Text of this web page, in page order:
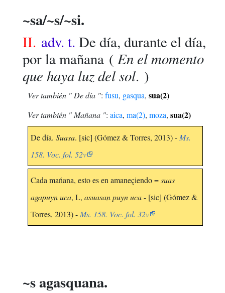
~sa/~s/~si.
II. adv. t. De día, durante el día,
por la mañana ( En el momento
que haya luz del sol. )
Ver también " De día ": fusu, gasqua, sua(2)
Ver también " Mañana ": aica, ma(2), moza, sua(2)
De día. Suasa. [sic] (Gómez & Torres, 2013) - Ms.
158. Voc. fol. 52v
Cada mańana, esto es en amaneçiendo =suas
agapuyn uca, L, asuasan puyn uca- [sic] (Gómez &
Torres, 2013) - Ms. 158. Voc. fol. 32v
~s agasquana.